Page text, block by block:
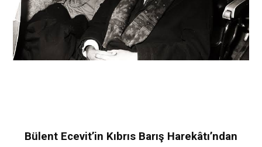
Bülent Ecevit’in Kıbrıs Barış Harekâtı’ndan